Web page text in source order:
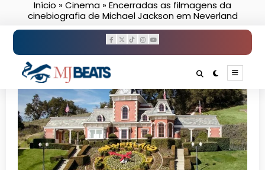
Início »Cinema »Encerradas as filmagens da
cinebiografia de Michael Jackson em Neverland